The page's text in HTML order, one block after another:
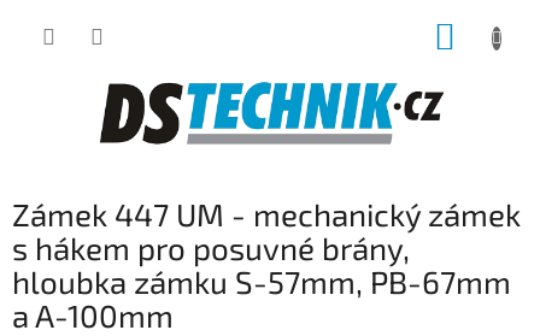
Zámek 447 UM - mechanický zámek
s hákem pro posuvné brány,
hloubka zámku S-57mm, PB-67mm
a A-100mm